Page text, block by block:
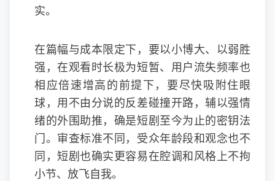
实。
在篇幅与成本限定下，要以小博大、以弱胜
强，在观看时长极为短暂、用户流失频率也
相应倍速增高的前提下，要尽快吸附住眼
球，用不由分说的反差碰撞开路，辅以强情
绪的外围助推，确是短剧至今为止的密钥法
门。审查标准不同，受众年龄段和观念也不
同，短剧也确实更容易在腔调和风格上不拘
小节、放飞自我。